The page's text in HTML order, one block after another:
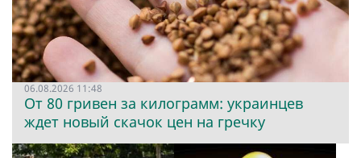
06.08.2026 11:48
От 80 гривен за килограмм: украинцев
ждет новый скачок цен на гречку